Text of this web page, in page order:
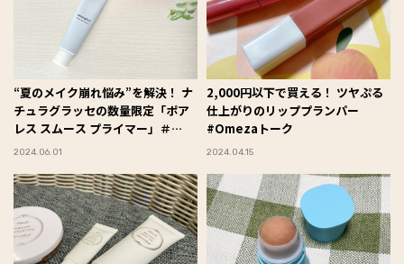
“夏のメイク崩れ悩み”を解決！ ナ
チュラグラッセの数量限定「ポア
レス スムース プライマー」＃
Omezaトーク
2024.06.01
2,000円以下で買える！ ツヤぷる
仕上がりのリッププランパー
#Omezaトーク
2024.04.15